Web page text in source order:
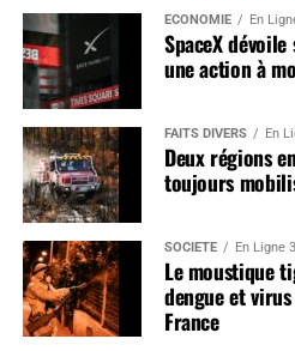
ÉCONOMIE En
SpaceX
une action à
FAITS DIVERS En
Deux régions
toujours
SOCIÉTÉ En Ligne
Le moustique
dengue et
France